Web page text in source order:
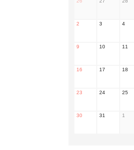
2 3 4
9 10 11
16 17 18
23 24 25
30 31 1